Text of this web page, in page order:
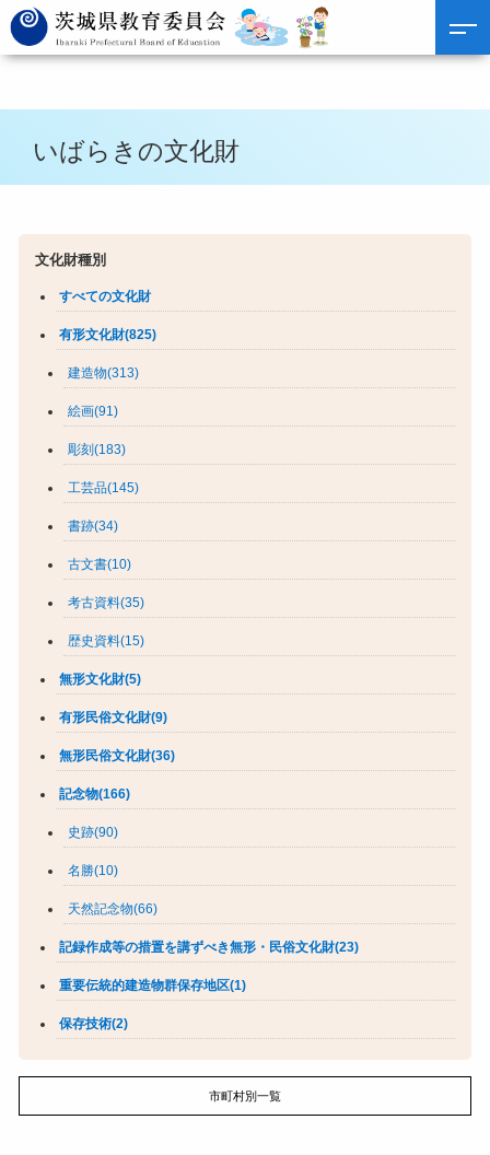
いばらきの文化財
文化財種別
すべての文化財
有形文化財(825)
建造物(313)
絵画(91)
彫刻(183)
工芸品(145)
書跡(34)
古文書(10)
考古資料(35)
歴史資料(15)
無形文化財(5)
有形民俗文化財(9)
無形民俗文化財(36)
記念物(166)
史跡(90)
名勝(10)
天然記念物(66)
記録作成等の措置を講ずべき無形・民俗文化財(23)
重要伝統的建造物群保存地区(1)
保存技術(2)
市町村別一覧